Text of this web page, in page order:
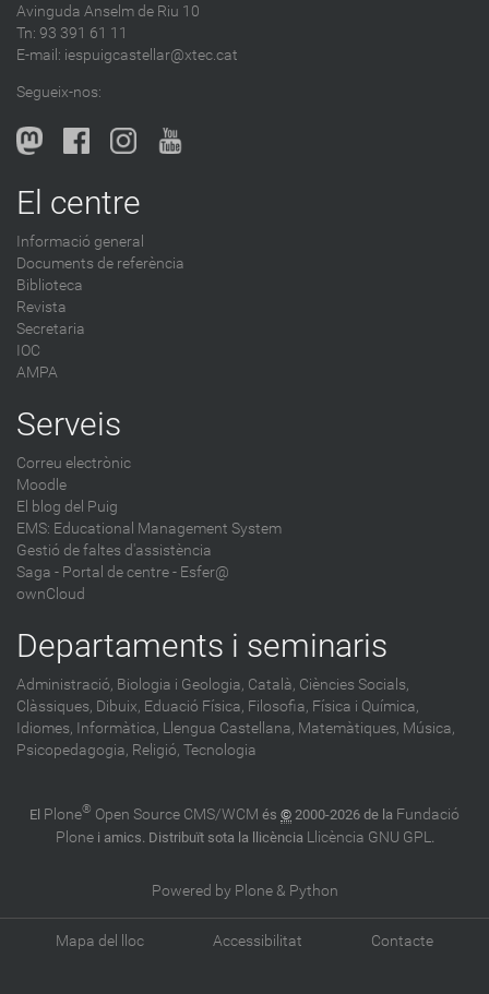
Avinguda Anselm de Riu 10
Tn: 93 391 61 11
E-mail: iespuigcastellar@xtec.cat
Segueix-nos:
El centre
Informació general
Documents de referència
Biblioteca
Revista
Secretaria
IOC
AMPA
Serveis
Correu electrònic
Moodle
El blog del Puig
EMS: Educational Management System
Gestió de faltes d'assistència
Saga - Portal de centre - Esfer@
ownCloud
Departaments i seminaris
Administració, Biologia i Geologia, Català, Ciències Socials,
Clàssiques, Dibuix, Eduació Física, Filosofia, Física i Química,
Idiomes, Informàtica, Llengua Castellana, Matemàtiques, Música,
Psicopedagogia, Religió, Tecnologia
El Plone® Open Source CMS/WCM és © 2000-2026 de la Fundació
Plonei amics. Distribuït sota la llicència Llicència GNU GPL.
Powered by Plone & Python
Mapa del lloc Accessibilitat Contacte